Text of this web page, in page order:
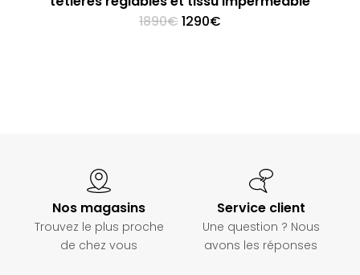
1890€Original
1290€Current
Nos magasins
Trouvez le plus proche
de chez vous
Service client
Une question ? Nous
avons les réponses